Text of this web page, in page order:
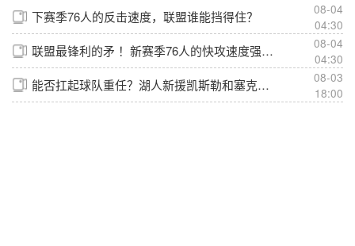
下赛季76人的反击速度，联盟谁能挡得住？
08-04
04:30
联盟最锋利的矛 ！新赛季76人的快攻速度强的可怕😱
08-04
04:30
能否扛起球队重任？湖人新援凯斯勒和塞克斯顿最新打球视频曝光
08-03
18:00